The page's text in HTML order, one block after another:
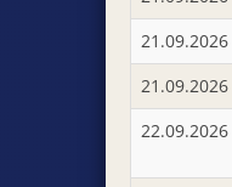
21.09.2026
21.09.2026
22.09.2026